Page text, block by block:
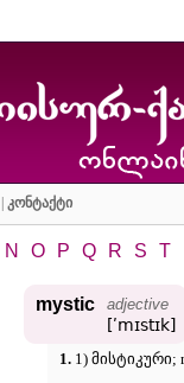
კონტაქტი
N O P Q R S T
mystic adjective
[ʹmɪstɪk]
1.1) მისტიკური;